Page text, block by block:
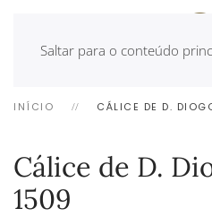
Saltar para o conteúdo
INÍCIO CÁLICE DE D.
Cálice de D.
1509